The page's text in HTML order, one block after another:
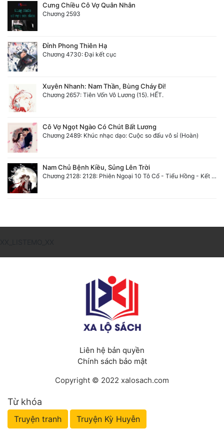
Cưng Chiều Cô Vợ Quân Nhân
Chương 2593
Đỉnh Phong Thiên Hạ
Chương 4730: Đại kết cục
Xuyên Nhanh: Nam Thần, Bùng Cháy Đi!
Chương 2657: Tiên Vốn Vô Lương (15). HẾT.
Cô Vợ Ngọt Ngào Có Chút Bất Lương
Chương 2489: Khúc nhạc dạo: Cuộc so đấu vô sỉ (Hoàn)
Nam Chủ Bệnh Kiều, Sủng Lên Trời
Chương 2128: 2128: Phiên Ngoại 10 Tô Cổ - Tiểu Hồng - Kết Thúc
Liên hệ bản quyền
Chính sách bảo mật
Copyright © 2022 xalosach.com
Từ khóa
Truyện tranh Truyện Kỳ Huyễn